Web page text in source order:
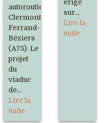
autoroutier
Clermont-
Ferrand-
Béziers
(A75). Le
projet
du
viaduc
de...
Lire la
suite
érigé
sur...
Lire la
suite